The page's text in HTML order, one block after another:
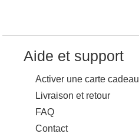
Aide et support
Activer une carte cadeau
Livraison et retour
FAQ
Contact